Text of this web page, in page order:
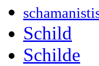
Schild
Schilde